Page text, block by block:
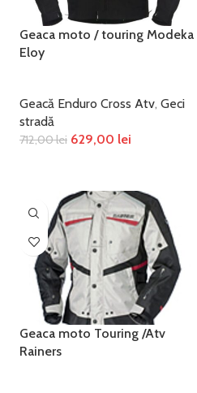
Geaca moto / touring Modeka
Eloy
Geacă Enduro Cross Atv, Geci
stradă
712,00lei 629,00 lei
Geaca moto Touring /Atv
Rainers